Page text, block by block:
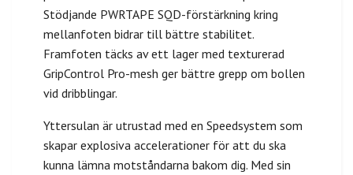
Stödjande PWRTAPE SQD-förstärkning kring
mellanfoten bidrar till bättre stabilitet.
Framfoten täcks av ett lager med texturerad
GripControl Pro-mesh ger bättre grepp om bollen
vid dribblingar.
Yttersulan är utrustad med en Speedsystem som
skapar explosiva accelerationer för att du ska
kunna lämna motståndarna bakom dig. Med sin